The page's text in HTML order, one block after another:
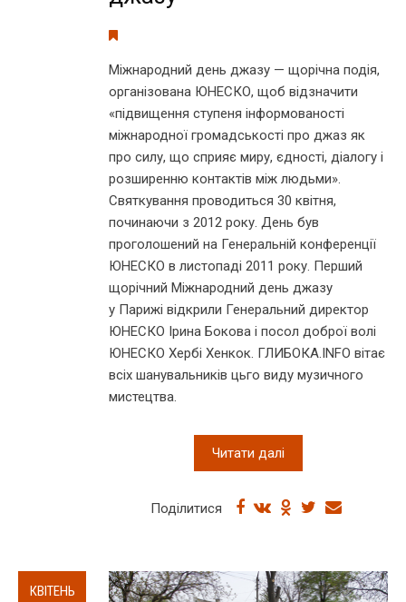
Міжнародний день джазу — щорічна подія,
організована ЮНЕСКО, щоб відзначити
«підвищення ступеня інформованості
міжнародної громадськості про джаз як
про силу, що сприяє миру, єдності, діалогу і
розширенню контактів між людьми».
Святкування проводиться 30 квітня,
починаючи з 2012 року. День був
проголошений на Генеральній конференції
ЮНЕСКО в листопаді 2011 року. Перший
щорічний Міжнародний день джазу
у Парижі відкрили Генеральний директор
ЮНЕСКО Ірина Бокова і посол доброї волі
ЮНЕСКО Хербі Хенкок. ГЛИБОКА.INFO вітає
всіх шанувальників цьго виду музичного
мистецтва.
Читати далі
Поділитися
КВІТЕНЬ